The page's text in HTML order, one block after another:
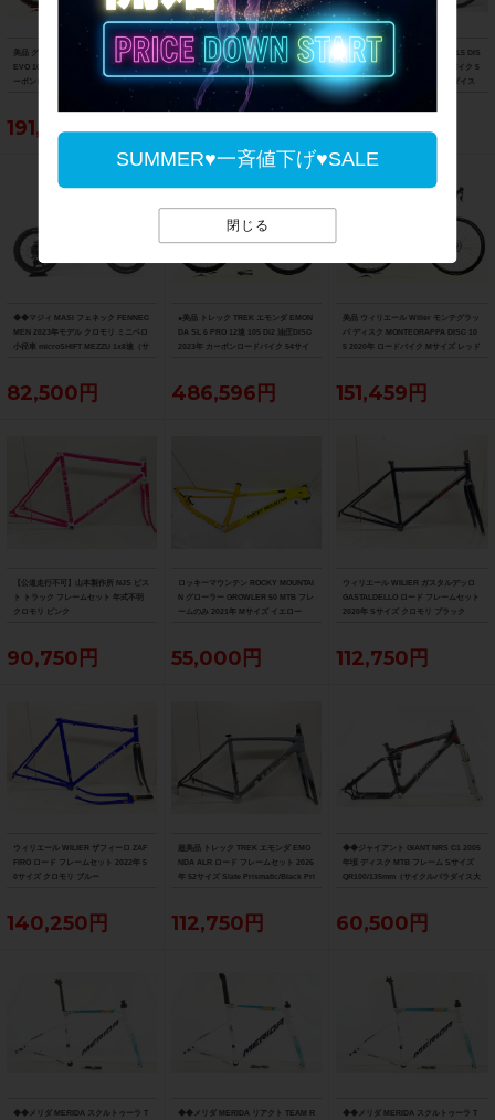
SUMMER♥一斉値下げ♥SALE
閉じる
美品 グスト GUSTO RCR TEAN DURO
EVO 105 ホイールカスタム 2021年 カ
ーボンロードバイク Lサイズ ラヴァレ
191,400円
ジャイアント GIANT TCR ADVANCED
2 DISC SE 105 パワメ付 ホイールカス
タム 2021年 カーボンロードバイク M
サイズ カーボンカラー
223,179円
▼▼トレック TREK EMONDA SL5 DIS
C 105 2023年 カーボン ロードバイク 5
0サイズ 2×11速（サイクルパラダイス
福岡より配送）
214,500円
◆◆マジィ MASI フェネック FENNEC
MEN 2023年モデル クロモリ ミニベロ
小径車 microSHIFT MEZZU 1x8速（サ
82,500円
●美品 トレック TREK エモンダ EMON
DA SL 6 PRO 12速 105 Di2 油圧DISC
2023年 カーボンロードバイク 54サイ
486,596円
美品 ウィリエール Wilier モンテグラッ
パ ディスク MONTEGRAPPA DISC 10
5 2020年 ロードバイク Mサイズ レッド
151,459円
【公道走行不可】山本製作所 NJS ピス
ト トラック フレームセット 年式不明
クロモリ ピンク
90,750円
ロッキーマウンテン ROCKY MOUNTAI
N グローラー GROWLER 50 MTB フレ
ームのみ 2021年 Mサイズ イエロー
55,000円
ウィリエール WILIER ガスタルデッロ
GASTALDELLO ロード フレームセット
2020年 Sサイズ クロモリ ブラック
112,750円
ウィリエール WILIER ザフィーロ ZAF
FIRO ロード フレームセット 2022年 5
0サイズ クロモリ ブルー
140,250円
超美品 トレック TREK エモンダ EMO
NDA ALR ロード フレームセット 2026
年 52サイズ Slate Prismatic/Black Pri
112,750円
◆◆ジャイアント GIANT NRS C1 2005
年頃 ディスク MTB フレーム Sサイズ
QR100/135mm（サイクルパラダイス大
60,500円
◆◆メリダ MERIDA スクルトゥーラ T ◆◆メリダ MERIDA リアクト TEAM R ◆◆メリダ MERIDA スクルトゥーラ T